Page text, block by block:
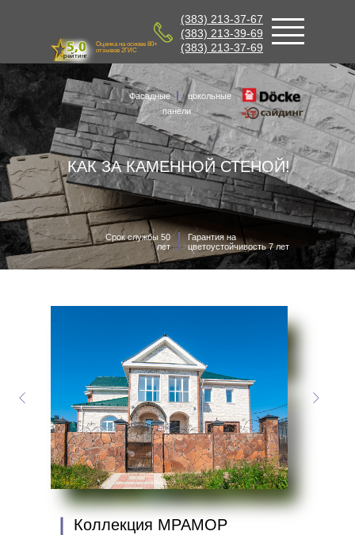
(383) 213-39-69
(383) 213-37-67
(383) 213-37-69
рейтинг
Оценка на основе 80+
отзывов 2ГИС
цокольные
панели
Фасадные
Срок службы 50
лет
Гарантия на
цветоустойчивость 7 лет
КАК ЗА КАМЕННОЙ СТЕНОЙ!
Коллекция МРАМОР